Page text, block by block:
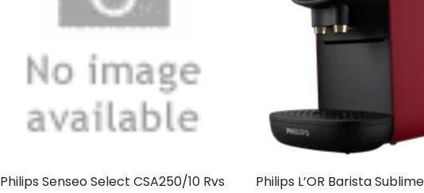
Philips Senseo Select CSA250/10 Rvs
Philips L’OR Barista